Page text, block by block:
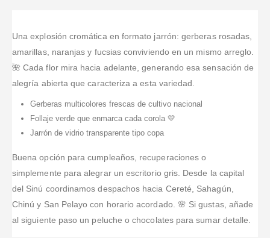
Una explosión cromática en formato jarrón: gerberas rosadas,
amarillas, naranjas y fucsias conviviendo en un mismo arreglo.
🌺 Cada flor mira hacia adelante, generando esa sensación de
alegría abierta que caracteriza a esta variedad.
Gerberas multicolores frescas de cultivo nacional
Follaje verde que enmarca cada corola 💛
Jarrón de vidrio transparente tipo copa
Buena opción para cumpleaños, recuperaciones o
simplemente para alegrar un escritorio gris. Desde la capital
del Sinú coordinamos despachos hacia Cereté, Sahagún,
Chinú y San Pelayo con horario acordado. 🌸 Si gustas, añade
al siguiente paso un peluche o chocolates para sumar detalle.